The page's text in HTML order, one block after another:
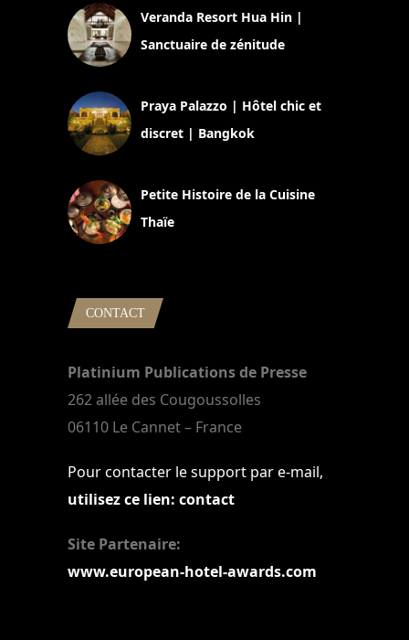
Veranda Resort Hua Hin |
Sanctuaire de zénitude
Praya Palazzo | Hôtel chic et
discret | Bangkok
Petite Histoire de la Cuisine
Thaïe
CONTACT
Platinium Publications de Presse
262 allée des Cougoussolles
06110 Le Cannet – France
Pour contacter le support par e-mail,
utilisez ce lien: contact
Site Partenaire:
www.european-hotel-awards.com